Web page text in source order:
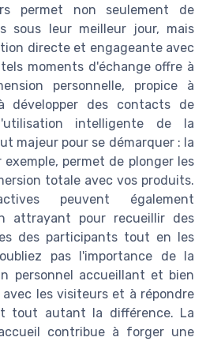
permet non seulement de
sous leur meilleur jour, mais
directe et engageante avec
moments d'échange offre à
personnelle, propice à
développer des contacts de
intelligente de la
majeur pour se démarquer : la
permet de plonger les
totale avec vos produits.
peuvent également
attrayant pour recueillir des
des participants tout en les
pas l'importance de la
personnel accueillant et bien
les visiteurs et à répondre
tout autant la différence. La
contribue à forger une